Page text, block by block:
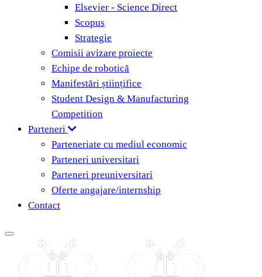
Elsevier - Science Direct
Scopus
Strategie
Comisii avizare proiecte
Echipe de robotică
Manifestări științifice
Student Design & Manufacturing
Competition
Parteneri
Parteneriate cu mediul economic
Parteneri universitari
Parteneri preuniversitari
Oferte angajare/internship
Contact